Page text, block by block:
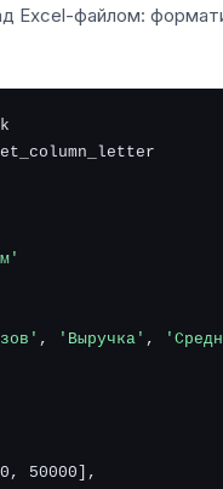
Excel-файлом:
, 'Выручка' ,
50000],